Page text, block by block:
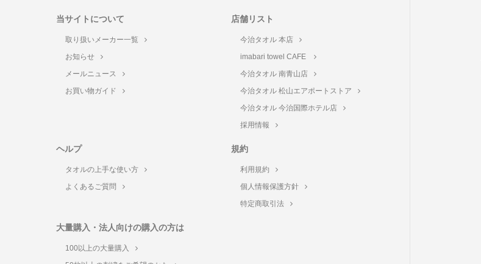
当サイトについて
取り扱いメーカー一覧
お知らせ
メールニュース
お買い物ガイド
店舗リスト
今治タオル 本店
imabari towel CAFE
今治タオル 南青山店
今治タオル 松山エアポートストア
今治タオル 今治国際ホテル店
採用情報
ヘルプ
タオルの上手な使い方
よくあるご質問
規約
利用規約
個人情報保護方針
特定商取引法
大量購入・法人向けの購入の方は
100以上の大量購入